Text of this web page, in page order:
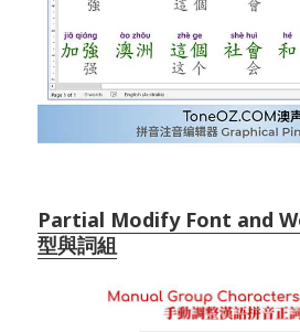
Partial Modify Font and
型與詞組